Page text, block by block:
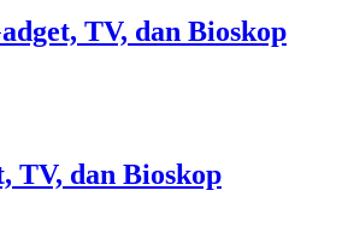
TV, dan Bioskop
TV, dan Bioskop